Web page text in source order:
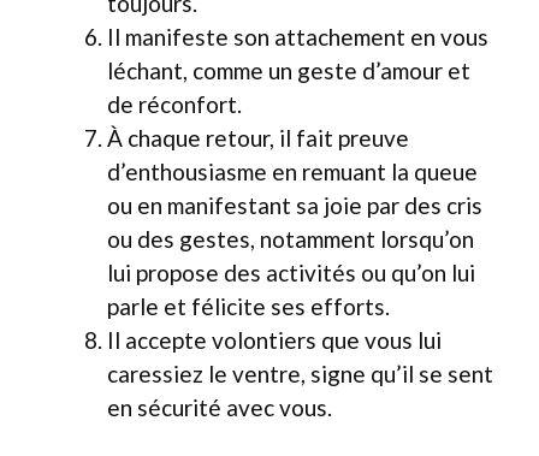
Il manifeste son attachement en vous
léchant, comme un geste d’amour et
de réconfort.
À chaque retour, il fait preuve
d’enthousiasme en remuant la queue
ou en manifestant sa joie par des cris
ou des gestes, notamment lorsqu’on
lui propose des activités ou qu’on lui
parle et félicite ses efforts.
Il accepte volontiers que vous lui
caressiez le ventre, signe qu’il se sent
en sécurité avec vous.